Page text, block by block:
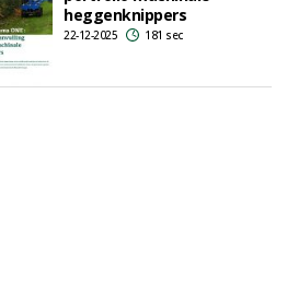
heggenknippers
22-12-2025 181 sec